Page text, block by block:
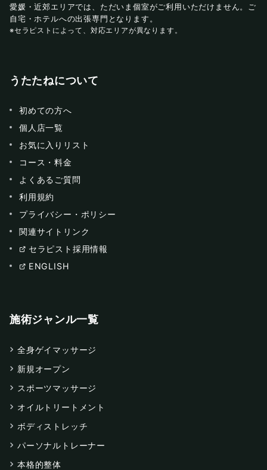
愛媛・近郊エリアでは、ただいま個室がご利用いただけません。ご
自宅・ホテルへの出張専門となります。
※セラピストによって、対応エリアが異なります。
うたたねについて
初めての方へ
個人店一覧
お気に入りリスト
コース・料金
よくあるご質問
利用規約
プライバシー・ポリシー
関連サイトリンク
セラピスト採用情報
ENGLISH
施術ジャンル一覧
全身ゲイマッサージ
新規オープン
スポーツマッサージ
オイルトリートメント
ボディストレッチ
パーソナルトレーナー
本格的整体